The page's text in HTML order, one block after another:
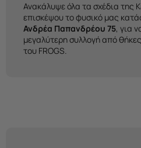
Ανακάλυψε όλα τα σχέδια της
επισκέψου το φυσικό μας
Ανδρέα Παπανδρέου 75, για
μεγαλύτερη συλλογή από
του FROGS.